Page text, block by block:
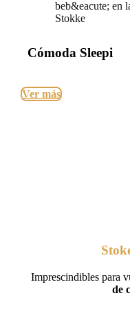
Cómoda Sleepi
Ver más
Imprescindibles para
de